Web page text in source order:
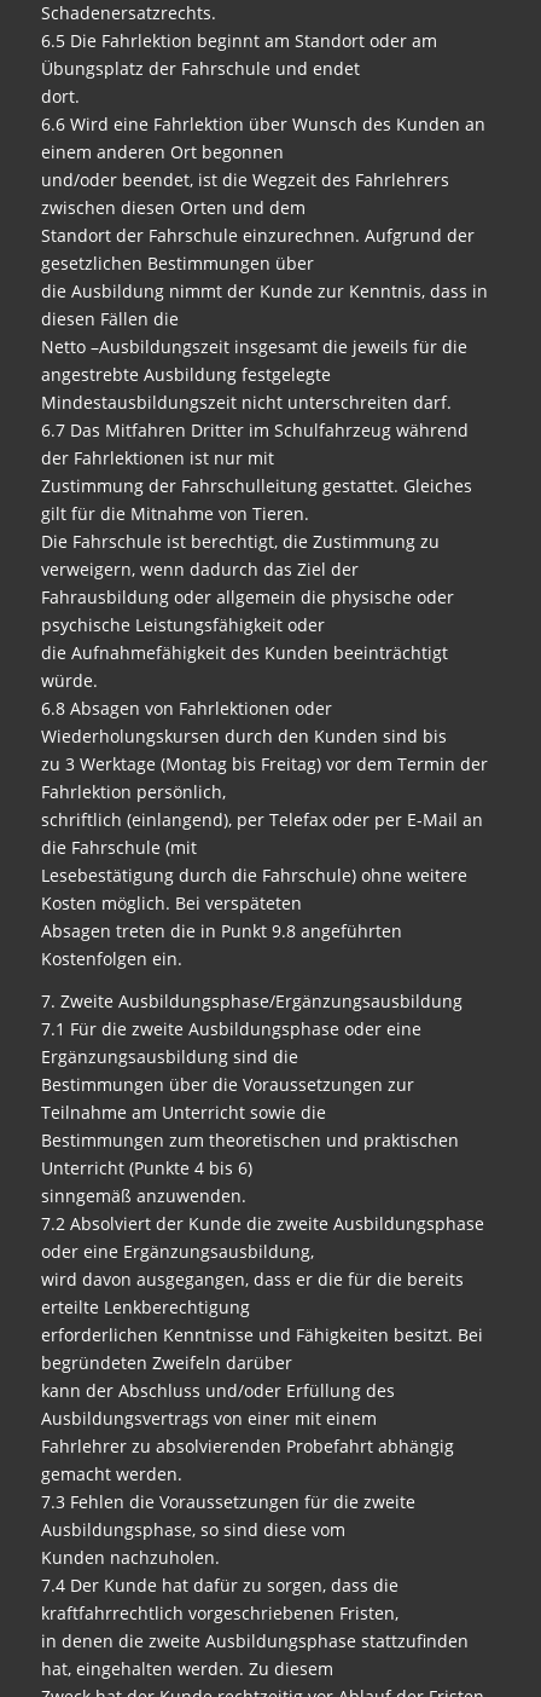
Schadenersatzrechts.
6.5 Die Fahrlektion beginnt am Standort oder am
Übungsplatz der Fahrschule und endet
dort.
6.6 Wird eine Fahrlektion über Wunsch des Kunden an
einem anderen Ort begonnen
und/oder beendet, ist die Wegzeit des Fahrlehrers
zwischen diesen Orten und dem
Standort der Fahrschule einzurechnen. Aufgrund der
gesetzlichen Bestimmungen über
die Ausbildung nimmt der Kunde zur Kenntnis, dass in
diesen Fällen die
Netto –Ausbildungszeit insgesamt die jeweils für die
angestrebte Ausbildung festgelegte
Mindestausbildungszeit nicht unterschreiten darf.
6.7 Das Mitfahren Dritter im Schulfahrzeug während
der Fahrlektionen ist nur mit
Zustimmung der Fahrschulleitung gestattet. Gleiches
gilt für die Mitnahme von Tieren.
Die Fahrschule ist berechtigt, die Zustimmung zu
verweigern, wenn dadurch das Ziel der
Fahrausbildung oder allgemein die physische oder
psychische Leistungsfähigkeit oder
die Aufnahmefähigkeit des Kunden beeinträchtigt
würde.
6.8 Absagen von Fahrlektionen oder
Wiederholungskursen durch den Kunden sind bis
zu 3 Werktage (Montag bis Freitag) vor dem Termin der
Fahrlektion persönlich,
schriftlich (einlangend), per Telefax oder per E-Mail an
die Fahrschule (mit
Lesebestätigung durch die Fahrschule) ohne weitere
Kosten möglich. Bei verspäteten
Absagen treten die in Punkt 9.8 angeführten
Kostenfolgen ein.
7. Zweite Ausbildungsphase/Ergänzungsausbildung
7.1 Für die zweite Ausbildungsphase oder eine
Ergänzungsausbildung sind die
Bestimmungen über die Voraussetzungen zur
Teilnahme am Unterricht sowie die
Bestimmungen zum theoretischen und praktischen
Unterricht (Punkte 4 bis 6)
sinngemäß anzuwenden.
7.2 Absolviert der Kunde die zweite Ausbildungsphase
oder eine Ergänzungsausbildung,
wird davon ausgegangen, dass er die für die bereits
erteilte Lenkberechtigung
erforderlichen Kenntnisse und Fähigkeiten besitzt. Bei
begründeten Zweifeln darüber
kann der Abschluss und/oder Erfüllung des
Ausbildungsvertrags von einer mit einem
Fahrlehrer zu absolvierenden Probefahrt abhängig
gemacht werden.
7.3 Fehlen die Voraussetzungen für die zweite
Ausbildungsphase, so sind diese vom
Kunden nachzuholen.
7.4 Der Kunde hat dafür zu sorgen, dass die
kraftfahrrechtlich vorgeschriebenen Fristen,
in denen die zweite Ausbildungsphase stattzufinden
hat, eingehalten werden. Zu diesem